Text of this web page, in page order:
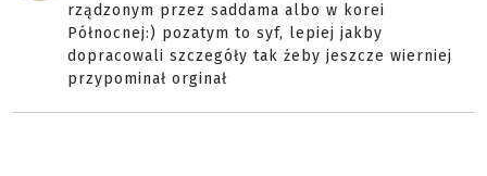
rządzonym przez saddama albo w korei
Północnej:) pozatym to syf, lepiej jakby
dopracowali szczegóły tak żeby jeszcze wierniej
przypominał orginał